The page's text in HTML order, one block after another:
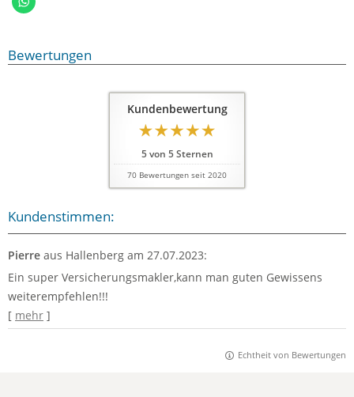
Bewertungen
Kundenbewertung
5von 5Sternen
70 Bewertungen seit 2020
Kundenstimmen:
Pierre aus Hallenberg am 27.07.2023:
Ein super Versicherungsmakler,kann man guten Gewissens
weiterempfehlen!!!
[ mehr ]
Echtheit von Bewertungen